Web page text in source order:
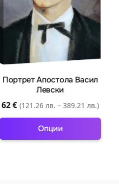
chosen
on
the
product
page
Портрет Апостола Васил
Левски
62€ (121.26 лв. – 389.21 лв.)
Опции